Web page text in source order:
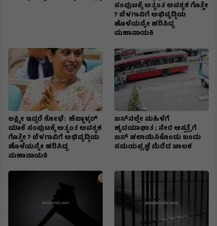
ಸಂಪುಟಕ್ಕೆ ಅತ್ಯಂತ ಅವಶ್ಯಕ ಗೊತ್ತೇ
? ಬೆಳಗಾವಿಗೆ ಅಭಿವೃದ್ಧಿಯ
ಹೊಳೆಯನ್ನೇ ಹರಿಸಿದ್ದ
ಮಹಾನಾಯಕಿ
ಲಕ್ಷ್ಮೀ ಇದ್ದರೆ ಶೋಭೆ: ಹೆಬ್ಬಾಳ್ಕರ್
ಯಾಕೆ ಸಂಪುಟಕ್ಕೆ ಅತ್ಯಂತ ಅವಶ್ಯಕ
ಗೊತ್ತೇ ? ಬೆಳಗಾವಿಗೆ ಅಭಿವೃದ್ಧಿಯ
ಹೊಳೆಯನ್ನೇ ಹರಿಸಿದ್ದ
ಮಹಾನಾಯಕಿ
ಬಸ್‌ನಲ್ಲೇ ಮಹಿಳೆಗೆ
ಹೃದಯಾಘಾತ ; ನೇರ ಆಸ್ಪತ್ರೆಗೆ
ಬಸ್‌ ಚಲಾಯಿಸಿಕೊಂಡು ಬಂದು
ಸಮಯಪ್ರಜ್ಞೆ ಮೆರೆದ ಚಾಲಕ